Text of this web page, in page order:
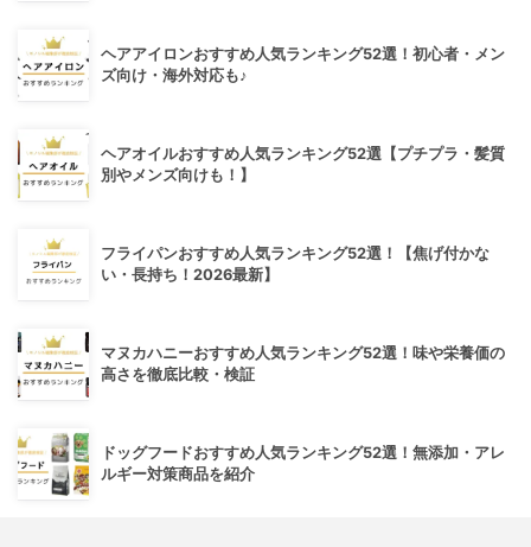
ヘアアイロンおすすめ人気ランキング52選！初心者・メン
ズ向け・海外対応も♪
ヘアオイルおすすめ人気ランキング52選【プチプラ・髪質
別やメンズ向けも！】
フライパンおすすめ人気ランキング52選！【焦げ付かな
い・長持ち！2026最新】
マヌカハニーおすすめ人気ランキング52選！味や栄養価の
高さを徹底比較・検証
ドッグフードおすすめ人気ランキング52選！無添加・アレ
ルギー対策商品を紹介